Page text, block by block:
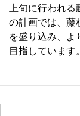
上旬に行われる
の計画では、藤
を盛り込み、よ
目指しています。